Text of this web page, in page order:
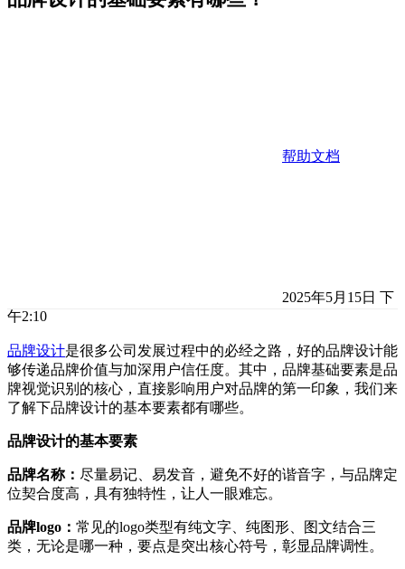
帮助文档
2025年5月15日 下
午2:10
品牌设计是很多公司发展过程中的必经之路，好的品牌设计能
够传递品牌价值与加深用户信任度。其中，品牌基础要素是品
牌视觉识别的核心，直接影响用户对品牌的第一印象，我们来
了解下品牌设计的基本要素都有哪些。
品牌设计的基本要素
品牌名称： 尽量易记、易发音，避免不好的谐音字，与品牌定
位契合度高，具有独特性，让人一眼难忘。
品牌logo： 常见的logo类型有纯文字、纯图形、图文结合三
类，无论是哪一种，要点是突出核心符号，彰显品牌调性。